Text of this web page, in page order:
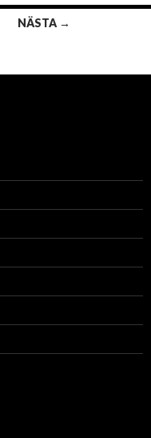
NÄSTA →